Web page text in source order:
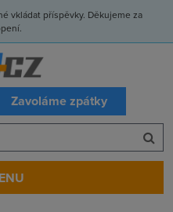
vkládat příspěvky. Děkujeme za
Zavoláme zpátky